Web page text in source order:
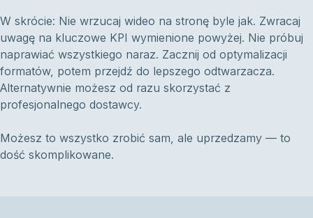
W skrócie: Nie wrzucaj wideo na stronę byle jak. Zwracaj
uwagę na kluczowe KPI wymienione powyżej. Nie próbuj
naprawiać wszystkiego naraz. Zacznij od optymalizacji
formatów, potem przejdź do lepszego odtwarzacza.
Alternatywnie możesz od razu skorzystać z
profesjonalnego dostawcy.
Możesz to wszystko zrobić sam, ale uprzedzamy — to
dość skomplikowane.